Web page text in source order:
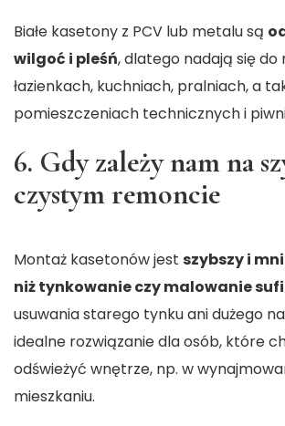
Białe kasetony z PCV lub metalu są
wilgoć i pleśń, dlatego nadają się do
łazienkach, kuchniach, pralniach, a
pomieszczeniach technicznych i
6. Gdy zależy nam na
czystym remoncie
Montaż kasetonów jest szybszy i
niż tynkowanie czy malowanie
usuwania starego tynku ani dużego
idealne rozwiązanie dla osób, które
odświeżyć wnętrze, np. w
mieszkaniu.